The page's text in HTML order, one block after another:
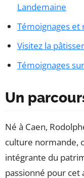
Landemaine
Témoignages et
Visitez la
Témoignages
Un
Né à Caen,
culture normande,
intégrante du
passionné pour